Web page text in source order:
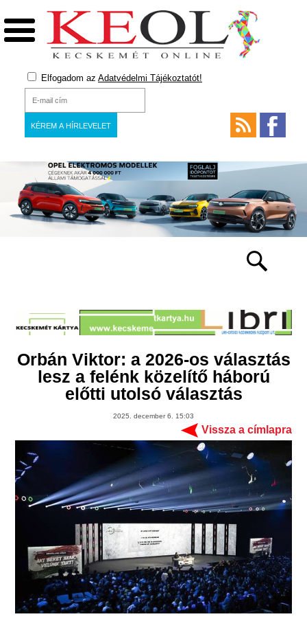
Elfogadom az Adatvédelmi Tájékoztatót!
Orbán Viktor: a 2026-os választás
lesz a felénk közelítő háború
előtti utolsó választás
2025. december 6. 15:03
Vissza a címlapra